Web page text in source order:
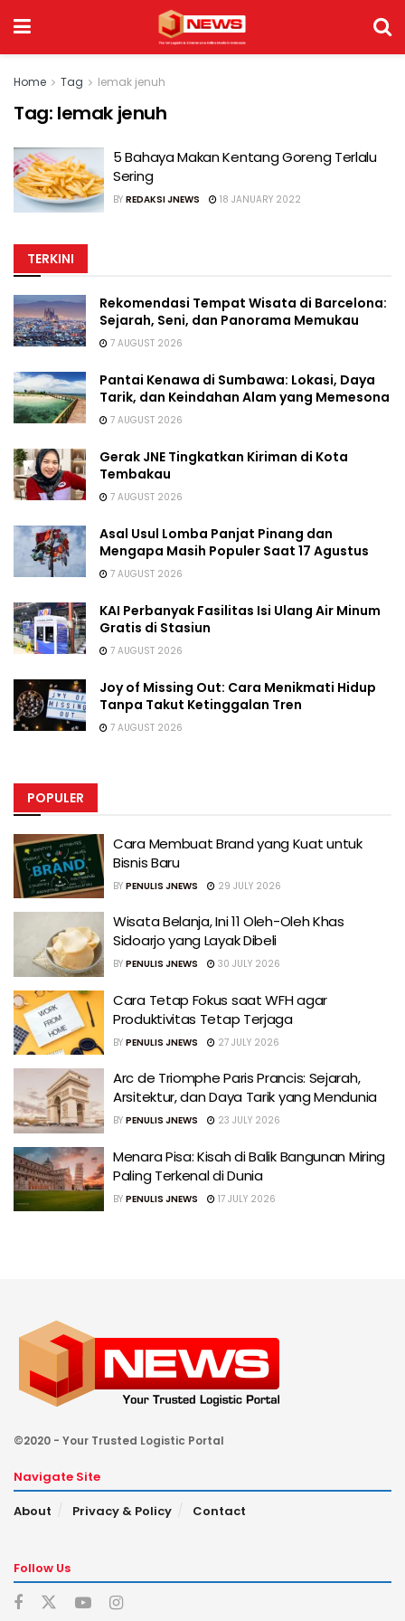
Home Tag lemak jenuh
Tag: lemak jenuh
5 Bahaya Makan Kentang Goreng Terlalu
Sering
BY REDAKSI JNEWS 18 JANUARY 2022
TERKINI
Rekomendasi Tempat Wisata di Barcelona:
Sejarah, Seni, dan Panorama Memukau
7 AUGUST 2026
Pantai Kenawa di Sumbawa: Lokasi, Daya
Tarik, dan Keindahan Alam yang Memesona
7 AUGUST 2026
Gerak JNE Tingkatkan Kiriman di Kota
Tembakau
7 AUGUST 2026
Asal Usul Lomba Panjat Pinang dan
Mengapa Masih Populer Saat 17 Agustus
7 AUGUST 2026
KAI Perbanyak Fasilitas Isi Ulang Air Minum
Gratis di Stasiun
7 AUGUST 2026
Joy of Missing Out: Cara Menikmati Hidup
Tanpa Takut Ketinggalan Tren
7 AUGUST 2026
POPULER
Cara Membuat Brand yang Kuat untuk
Bisnis Baru
BY PENULIS JNEWS 29 JULY 2026
Wisata Belanja, Ini 11 Oleh-Oleh Khas
Sidoarjo yang Layak Dibeli
BY PENULIS JNEWS 30 JULY 2026
Cara Tetap Fokus saat WFH agar
Produktivitas Tetap Terjaga
BY PENULIS JNEWS 27 JULY 2026
Arc de Triomphe Paris Prancis: Sejarah,
Arsitektur, dan Daya Tarik yang Mendunia
BY PENULIS JNEWS 23 JULY 2026
Menara Pisa: Kisah di Balik Bangunan Miring
Paling Terkenal di Dunia
BY PENULIS JNEWS 17 JULY 2026
©2020 - Your Trusted Logistic Portal
Navigate Site
About
Privacy & Policy Contact
Follow Us